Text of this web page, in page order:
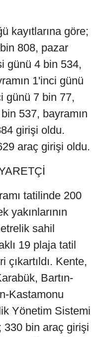
kayıtlarına göre;
808, pazar
günü 4 bin 534,
1'inci günü
günü 7 bin 77,
537, bayramın
girişi oldu.
araç girişi oldu.
tatilinde 200
yakınlarının
sahil
19 plaja tatil
Kente,
Bartın-
Kastamonu
Yönetim Sistemi
330 bin araç girişi